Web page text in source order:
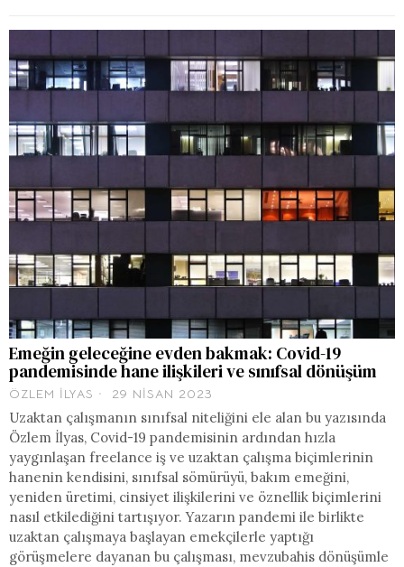
Emeğin geleceğine evden bakmak: Covid-19
pandemisinde hane ilişkileri ve sınıfsal dönüşüm
ÖZLEM İLYAS 29 NISAN 2023
Uzaktan çalışmanın sınıfsal niteliğini ele alan bu yazısında
Özlem İlyas, Covid-19 pandemisinin ardından hızla
yaygınlaşan freelance iş ve uzaktan çalışma biçimlerinin
hanenin kendisini, sınıfsal sömürüyü, bakım emeğini,
yeniden üretimi, cinsiyet ilişkilerini ve öznellik biçimlerini
nasıl etkilediğini tartışıyor. Yazarın pandemi ile birlikte
uzaktan çalışmaya başlayan emekçilerle yaptığı
görüşmelere dayanan bu çalışması, mevzubahis dönüşümle